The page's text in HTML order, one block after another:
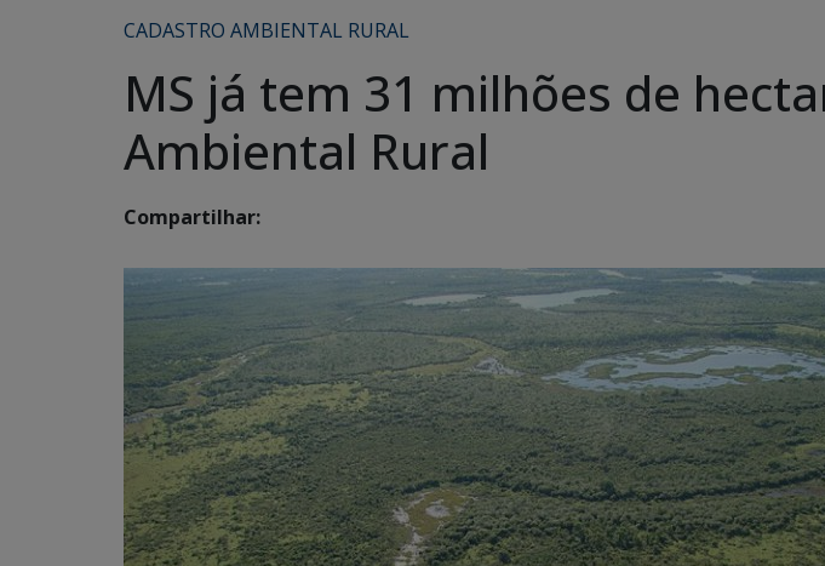
CADASTRO AMBIENTAL RURAL
MS já tem 31 milhões de
Ambiental Rural
Compartilhar: